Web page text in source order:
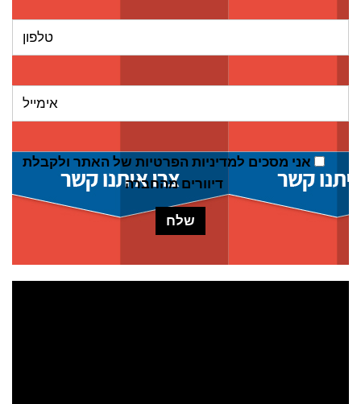
אני מסכים למדיניות הפרטיות של האתר ולקבלת
דיוורים מהחברה